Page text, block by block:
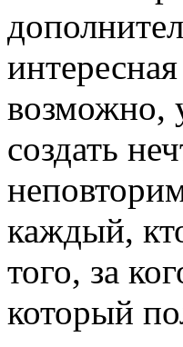
возможно,
создать
каждый,
того, за
который